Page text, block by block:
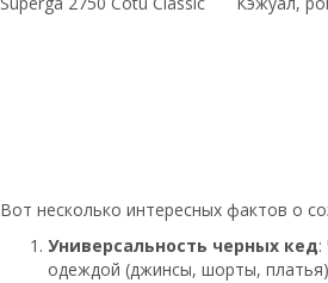
Вот несколько интересных фактов о
Универсальность черных кед:
одеждой (джинсы, шорты,